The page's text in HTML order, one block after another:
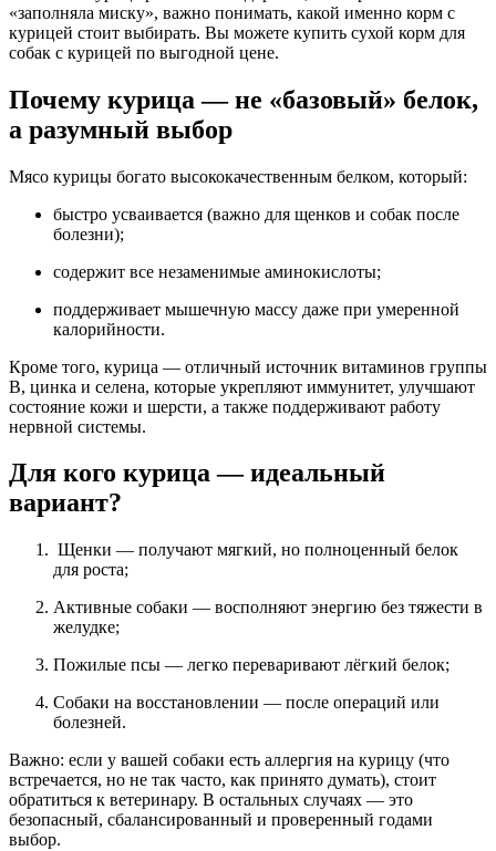
«заполняла миску», важно понимать, какой именно корм с
курицей стоит выбирать. Вы можете купить сухой корм для
собак с курицей по выгодной цене.
Почему курица — не «базовый» белок,
а разумный выбор
Мясо курицы богато высококачественным белком, который:
быстро усваивается (важно для щенков и собак после
болезни);
содержит все незаменимые аминокислоты;
поддерживает мышечную массу даже при умеренной
калорийности.
Кроме того, курица — отличный источник витаминов группы
B, цинка и селена, которые укрепляют иммунитет, улучшают
состояние кожи и шерсти, а также поддерживают работу
нервной системы.
Для кого курица — идеальный
вариант?
Щенки — получают мягкий, но полноценный белок
для роста;
Активные собаки — восполняют энергию без тяжести в
желудке;
Пожилые псы — легко переваривают лёгкий белок;
Собаки на восстановлении — после операций или
болезней.
Важно: если у вашей собаки есть аллергия на курицу (что
встречается, но не так часто, как принято думать), стоит
обратиться к ветеринару. В остальных случаях — это
безопасный, сбалансированный и проверенный годами
выбор.